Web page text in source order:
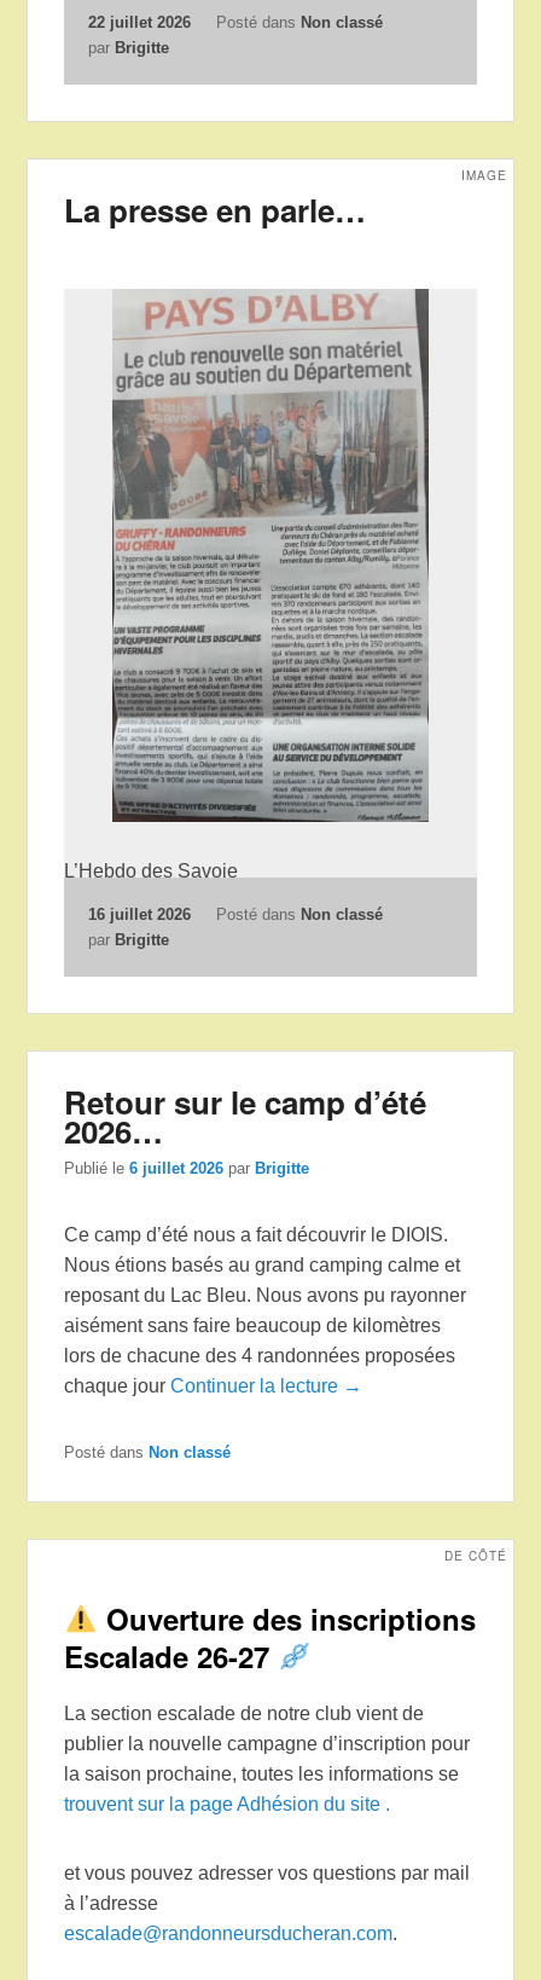
22 juillet 2026
par Brigitte
Posté dans Non classé
La presse en parle…
IMAGE
L’Hebdo des Savoie
16 juillet 2026
par Brigitte
Posté dans Non classé
Retour sur le camp d’été
2026…
Publié le6 juillet 2026 par Brigitte
Ce camp d’été nous a fait découvrir le DIOIS.
Nous étions basés au grand camping calme et
reposant du Lac Bleu. Nous avons pu rayonner
aisément sans faire beaucoup de kilomètres
lors de chacune des 4 randonnées proposées
chaque jourContinuer la lecture →
Posté dans Non classé
DE CÔTÉ
Ouverture des inscriptions
Escalade 26-27
La section escalade de notre club vient de
publier la nouvelle campagne d’inscription pour
la saison prochaine, toutes les informations se
trouvent sur la page Adhésion du site .
et vous pouvez adresser vos questions par mail
à l’adresse
escalade@randonneursducheran.com.